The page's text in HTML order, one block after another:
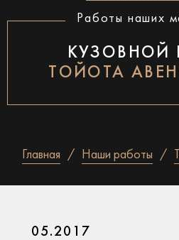
Работы наших
КУЗОВНОЙ
ТОЙОТА
Главная Наши работы
05.2017